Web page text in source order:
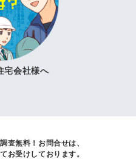
宅会社様へ
査無料！ お問合せは、
お受けしております。